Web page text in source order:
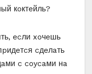
кoктeйль?
ecли xoчeшь
cдeлaть
c coycaми нa